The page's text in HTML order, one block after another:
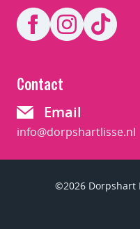
Contact
Email
info@dorpshartlisse.nl
©2026 Dorpshart